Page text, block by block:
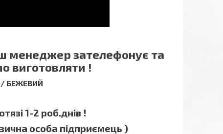
менеджер зателефонує та
виготовляти !
/ БЕЖЕВИЙ
1-2 роб.днів !
особа підприємець )